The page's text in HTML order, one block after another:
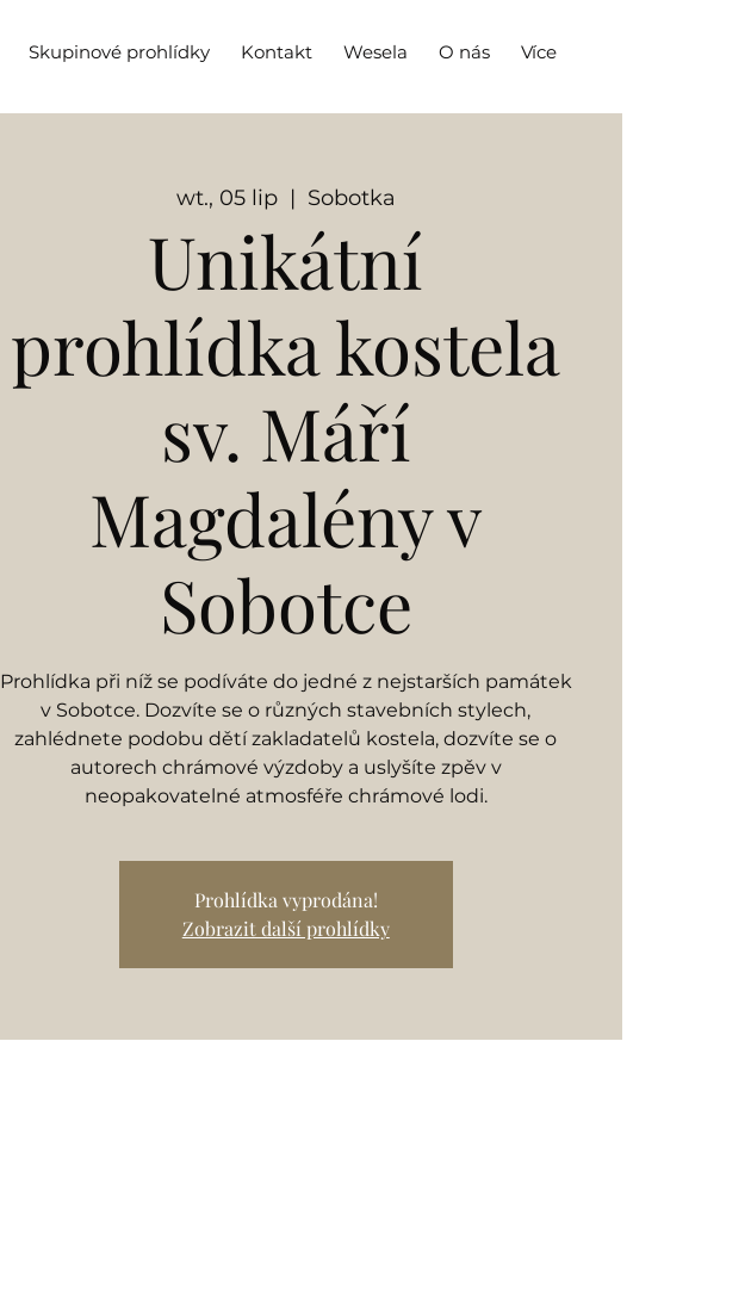
Skupinové prohlídky Kontakt Wesela O nás Více
wt., 05 lip
  |
Sobotka
Unikátní
prohlídka kostela
sv. Máří
Magdalény v
Sobotce
Prohlídka při níž se podíváte do jedné z nejstarších památek
v Sobotce. Dozvíte se o různých stavebních stylech,
zahlédnete podobu dětí zakladatelů kostela, dozvíte se o
autorech chrámové výzdoby a uslyšíte zpěv v
neopakovatelné atmosféře chrámové lodi.
Prohlídka vyprodána!
Zobrazit další prohlídky